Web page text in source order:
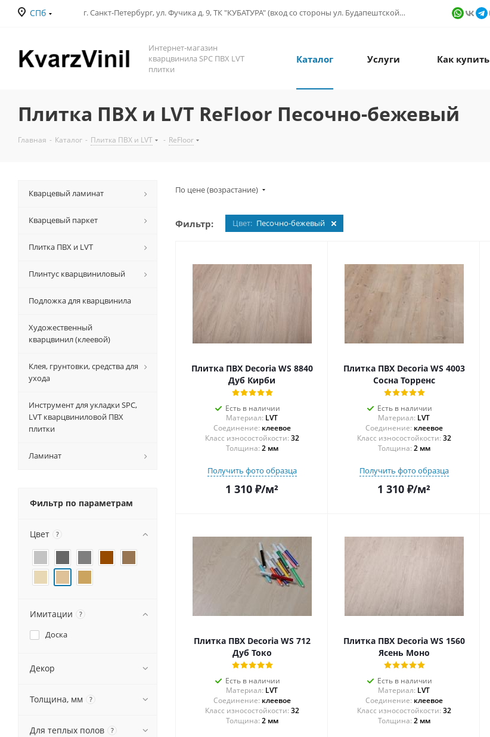
СПб г. Санкт-Петербург, ул. Фучика д. 9, ТК "КУБАТУРА" (вход со стороны ул. Будапештской) № 1в.541
Интернет-магазин
кварцвинила SPC ПВХ LVT
плитки
Каталог Услуги Как купить
Плитка ПВХ и LVT ReFloor Песочно-бежевый
Главная - Каталог - Плитка ПВХ и LVT - ReFloor
По цене (возрастание)
Фильтр: Цвет: Песочно-бежевый
Плитка ПВХ Decoria WS 8840
Дуб Кирби
Есть в наличии
Материал: LVT
Соединение: клеевое
32
Толщина: 2 мм
Получить фото образца
1 310 ₽/м²
Плитка ПВХ Decoria WS 4003
Сосна Торренс
Есть в наличии
Материал: LVT
Соединение: клеевое
32
Толщина: 2 мм
Получить фото образца
1 310 ₽/м²
Плитка ПВХ Decoria WS 712
Дуб Токо
Есть в наличии
Материал: LVT
Соединение: клеевое
32
Толщина: 2 мм
Плитка ПВХ Decoria WS 1560
Ясень Моно
Есть в наличии
Материал: LVT
Соединение: клеевое
32
Толщина: 2 мм
Кварцевый ламинат
Кварцевый паркет
Плитка ПВХ и LVT
Плинтус кварцвиниловый
Подложка для кварцвинила
Художественный
кварцвинил (клеевой)
Клея, грунтовки, средства для
ухода
Инструмент для укладки SPC,
LVT кварцвиниловой ПВХ
плитки
Ламинат
Фильтр по параметрам
Цвет ?
Имитации ?
Доска
Декор
Толщина, мм ?
Для теплых полов ?